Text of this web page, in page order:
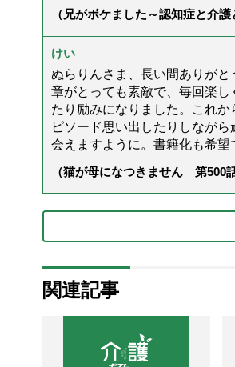
（兄がボケました～認知症と介
けい
ぬらりんさま、長い間ありが
章がとっても素敵で、毎回楽
たり励みになりました。これ
ピソード思い出したりしなが
会えますように。書籍化も希望
（猫が母になつきません 第500
関連記事